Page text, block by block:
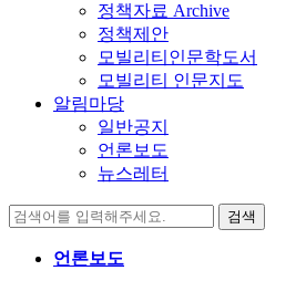
정책자료 Archive
정책제안
모빌리티인문학도서
모빌리티 인문지도
알림마당
일반공지
언론보도
뉴스레터
검
언론보도